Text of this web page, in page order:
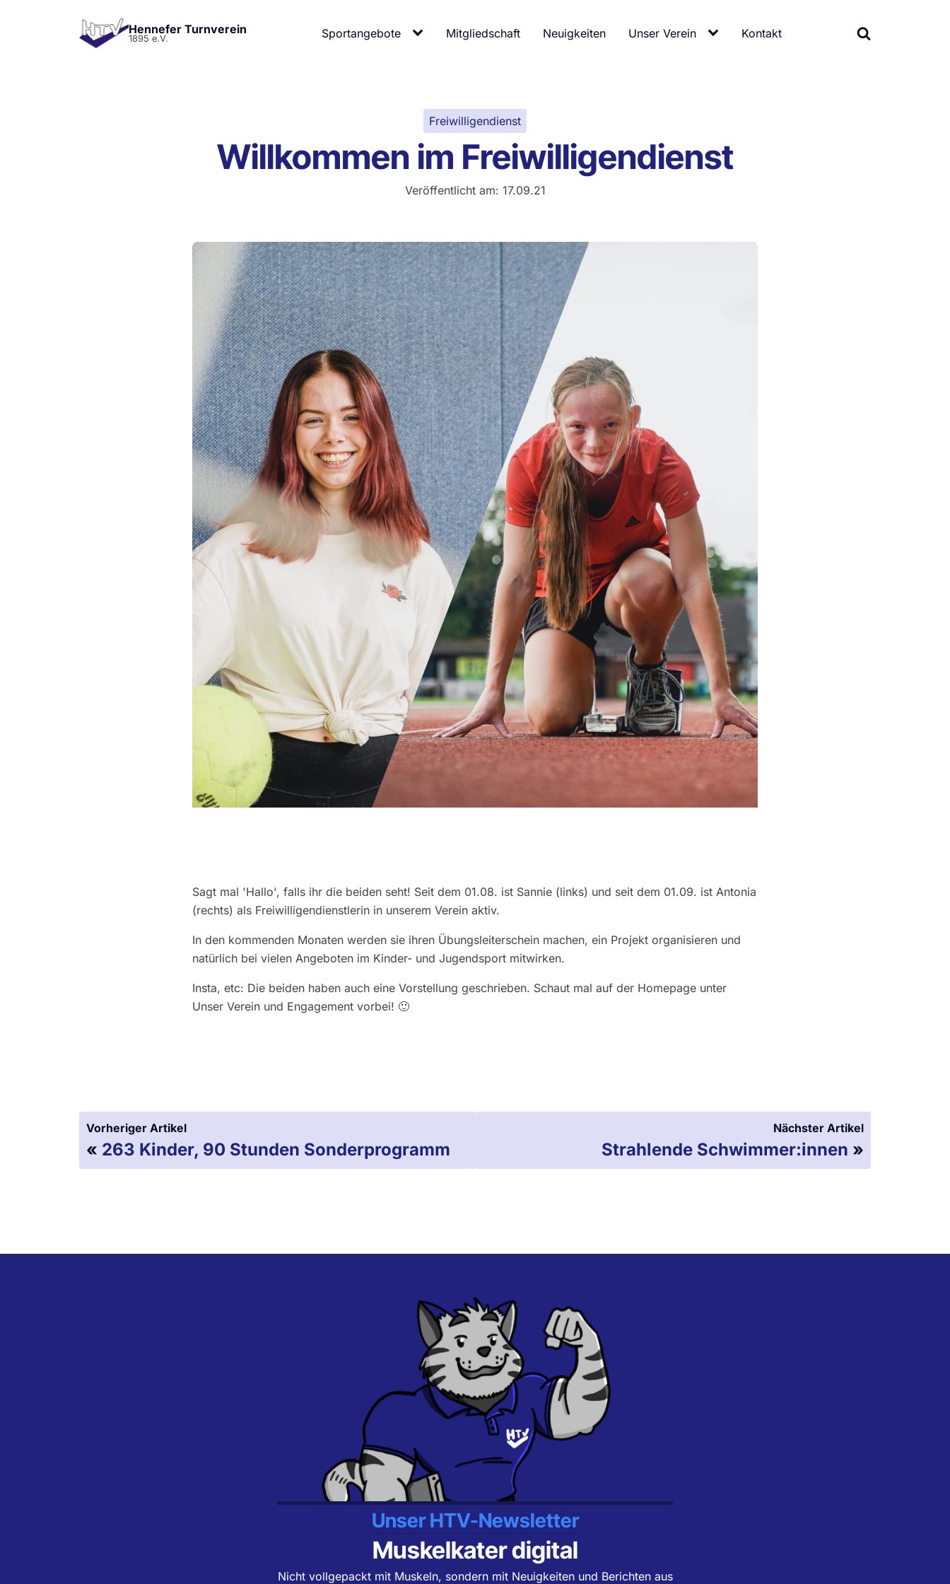
Hennefer Turnverein
1895 e.V. Sportangebote Mitgliedschaft Neuigkeiten Unser Verein Kontakt
Freiwilligendienst
Willkommen im Freiwilligendienst
Veröffentlicht am: 17.09.21
Sagt mal 'Hallo', falls ihr die beiden seht! Seit dem 01.08. ist Sannie (links) und seit dem 01.09. ist Antonia
(rechts) als Freiwilligendienstlerin in unserem Verein aktiv.
In den kommenden Monaten werden sie ihren Übungsleiterschein machen, ein Projekt organisieren und
natürlich bei vielen Angeboten im Kinder- und Jugendsport mitwirken.
Insta, etc: Die beiden haben auch eine Vorstellung geschrieben. Schaut mal auf der Homepage unter
Unser Verein und Engagement vorbei! 🙂
Vorheriger Artikel
« 263 Kinder, 90 Stunden Sonderprogramm
Nächster Artikel
Strahlende Schwimmer:innen »
Unser HTV-Newsletter
Muskelkater digital
Nicht vollgepackt mit Muskeln, sondern mit Neuigkeiten und Berichten aus